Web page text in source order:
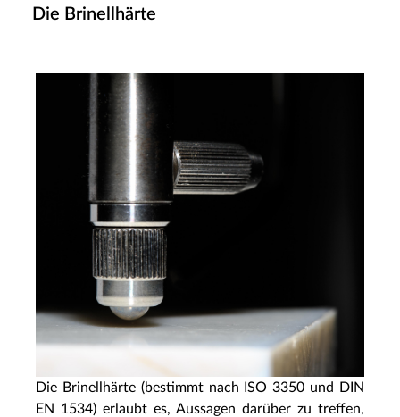
Die Brinellhärte
Die Brinellhärte (bestimmt nach ISO 3350 und DIN
EN 1534) erlaubt es, Aussagen darüber zu treffen,